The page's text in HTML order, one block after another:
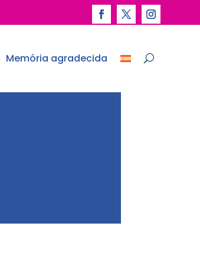
Memória agradecida